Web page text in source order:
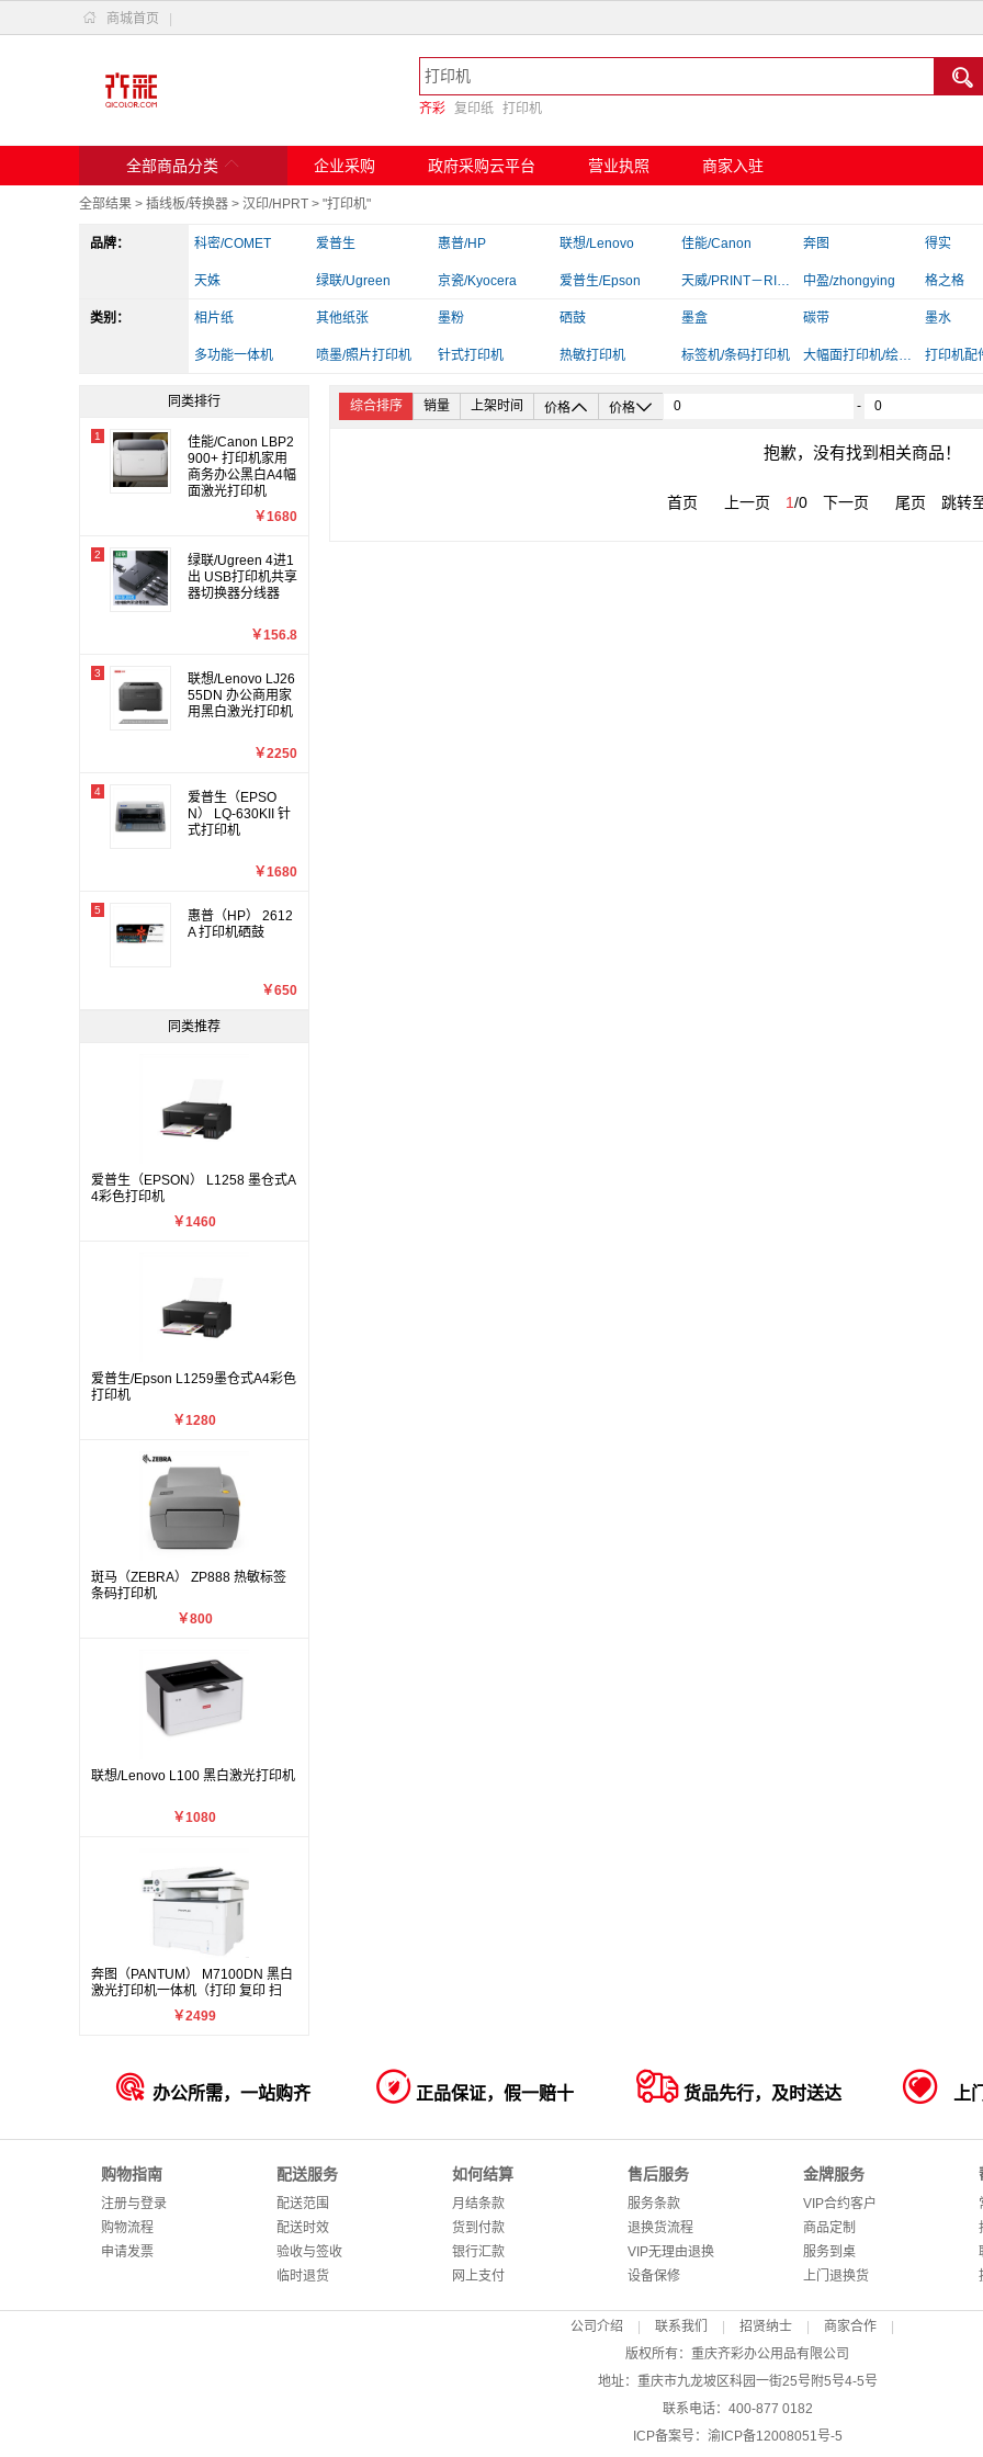
 商城首页

齐彩 复印纸 打印机
全部商品分类  企业采购 政府采购云平台 营业执照 商家入驻
全部结果 > 插线板/转换器 > 汉印/HPRT > "打印机"
品牌： 科密/COMET 爱普生 惠普/HP 联想/Lenovo 佳能/Canon 奔图 得实
天姝 绿联/Ugreen 京瓷/Kyocera 爱普生/Epson 天威/PRINT－RITE 中盈/zhongying 格之格
斑马 兄弟 实达 京呈 言鼎 映美 汉印/
爱立熊 佳能 得力/deli 夏普/Sharp 标拓 富士施乐/Fuji Xerox
类别： 相片纸 其他纸张 墨粉 硒鼓 墨盒 碳带 墨水
多功能一体机 喷墨/照片打印机 针式打印机 热敏打印机 标签机/条码打印机 大幅面打印机/绘图仪 打印机配
其他电脑配件 读卡器/转换器 办公收纳 插线板/转换器
同类排行
1
佳能/Canon LBP2
900+ 打印机家用
商务办公黑白A4幅
面激光打印机
￥1680
2
绿联/Ugreen 4进1
出 USB打印机共享
器切换器分线器
￥156.8
3
联想/Lenovo LJ26
55DN 办公商用家
用黑白激光打印机
￥2250
4
爱普生（EPSO
N） LQ-630KII 针
式打印机
￥1680
5
惠普（HP） 2612
A 打印机硒鼓
￥650
同类推荐
爱普生（EPSON） L1258 墨仓式A
4彩色打印机
￥1460
爱普生/Epson L1259墨仓式A4彩色
打印机
￥1280
斑马（ZEBRA） ZP888 热敏标签
条码打印机
￥800
联想/Lenovo L100 黑白激光打印机
￥1080
奔图（PANTUM） M7100DN 黑白
激光打印机一体机（打印 复印 扫
￥2499
综合排序 销量 上架时间 价格 价格 -
抱歉，没有找到相关商品！
首页 上一页 1/0 下一页 尾页 跳转
 办公所需，一站购齐  正品保证，假一赔十 货品先行，及时送达  上
购物指南
注册与登录
购物流程
申请发票
配送服务
配送范围
配送时效
验收与签收
临时退货
如何结算
月结条款
货到付款
银行汇款
网上支付
售后服务
服务条款
退换货流程
VIP无理由退换
设备保修
金牌服务
VIP合约客户
商品定制
服务到桌
上门退换货
公司介绍 联系我们 招贤纳士 商家合作
版权所有：重庆齐彩办公用品有限公司
地址：重庆市九龙坡区科园一街25号附5号4-5号
联系电话：400-877 0182
ICP备案号： 渝ICP备12008051号-5